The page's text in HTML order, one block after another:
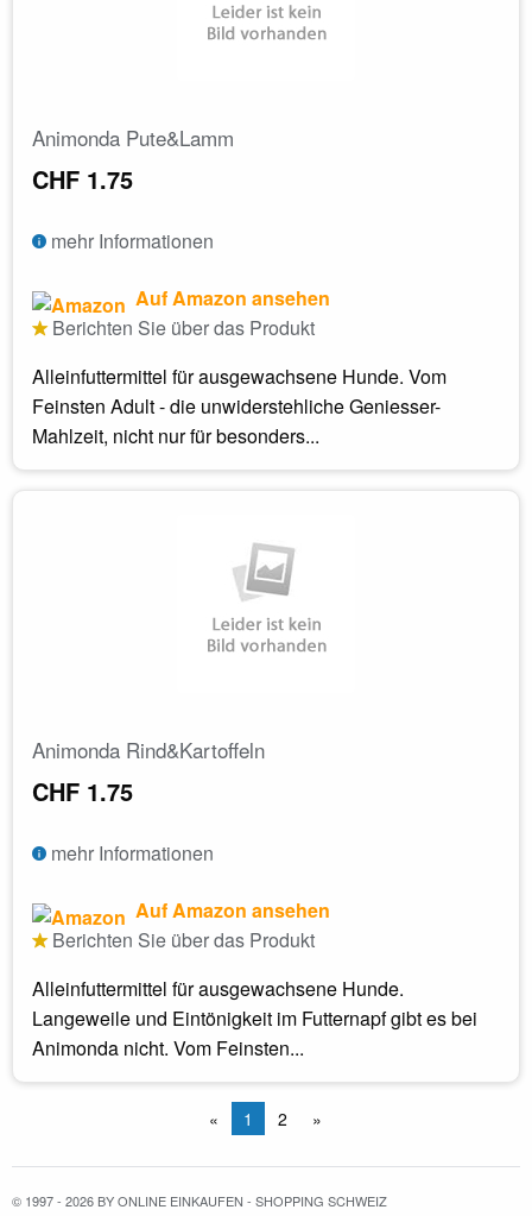
Animonda Pute&Lamm
CHF 1.75
mehr Informationen
Auf Amazon ansehen
Berichten Sie über das Produkt
Alleinfuttermittel für ausgewachsene Hunde. Vom
Feinsten Adult - die unwiderstehliche Geniesser-
Mahlzeit, nicht nur für besonders...
Animonda Rind&Kartoffeln
CHF 1.75
mehr Informationen
Auf Amazon ansehen
Berichten Sie über das Produkt
Alleinfuttermittel für ausgewachsene Hunde.
Langeweile und Eintönigkeit im Futternapf gibt es bei
Animonda nicht. Vom Feinsten...
« 1 2 »
© 1997 - 2026 BY ONLINE EINKAUFEN - SHOPPING SCHWEIZ